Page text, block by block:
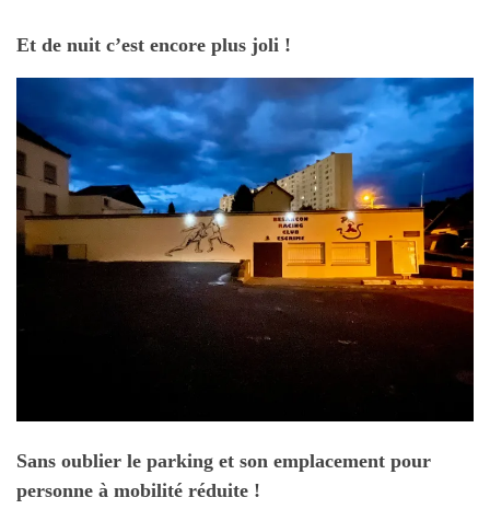
Et de nuit c’est encore plus joli !
Sans oublier le parking et son emplacement pour
personne à mobilité réduite !